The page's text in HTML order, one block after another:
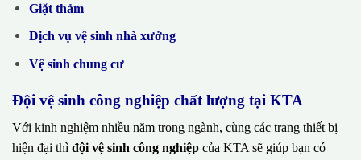
Giặt thảm
Dịch vụ vệ sinh nhà xưởng
Vệ sinh chung cư
Đội vệ sinh công nghiệp chất lượng tại KTA
Với kinh nghiệm nhiều năm trong ngành, cùng các trang thiết bị
hiện đại thì đội vệ sinh công nghiệp của KTA sẽ giúp bạn có